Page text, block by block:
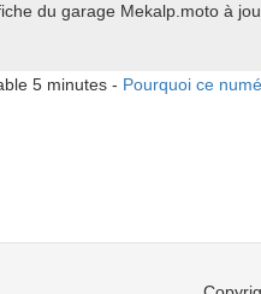
du garage Mekalp.moto à
5 minutes - Pourquoi ce